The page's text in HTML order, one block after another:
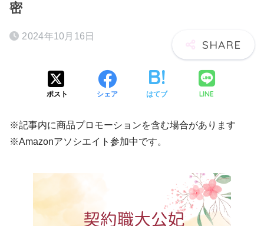
密
2024年10月16日
ポスト シェア はてブ LINE
※記事内に商品プロモーションを含む場合があります
※Amazonアソシエイト参加中です。